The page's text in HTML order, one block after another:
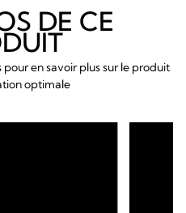
DE CE
en savoir plus sur le produit
optimale